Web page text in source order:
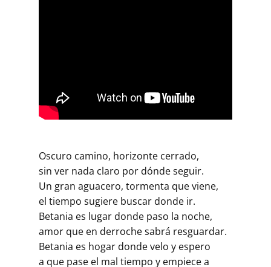
Oscuro camino, horizonte cerrado,
sin ver nada claro por dónde seguir.
Un gran aguacero, tormenta que viene,
el tiempo sugiere buscar donde ir.
Betania es lugar donde paso la noche,
amor que en derroche sabrá resguardar.
Betania es hogar donde velo y espero
a que pase el mal tiempo y empiece a